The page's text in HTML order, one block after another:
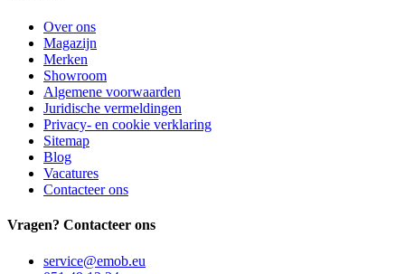
Over ons
Magazijn
Merken
Showroom
Algemene voorwaarden
Juridische vermeldingen
Privacy- en cookie verklaring
Sitemap
Blog
Vacatures
Contacteer ons
Vragen? Contacteer ons
service@emob.eu